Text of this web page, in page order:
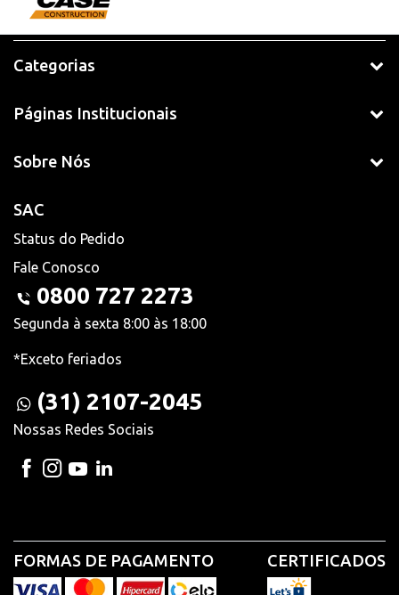
Categorias
Páginas Institucionais
Sobre Nós
SAC
Status do Pedido
Fale Conosco
0800 727 2273
Segunda à sexta 8:00 às 18:00
*Exceto feriados
(31) 2107-2045
Nossas Redes Sociais
FORMAS DE PAGAMENTO CERTIFICADOS